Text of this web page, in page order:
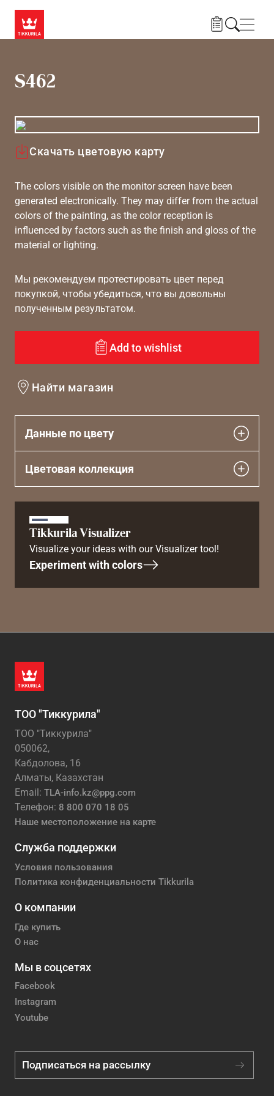
S462
Скачать цветовую карту
The colors visible on the monitor screen have been
generated electronically. They may differ from the actual
colors of the painting, as the color reception is
influenced by factors such as the finish and gloss of the
material or lighting.
Мы рекомендуем протестировать цвет перед
покупкой, чтобы убедиться, что вы довольны
полученным результатом.
Add to wishlist
Найти магазин
Данные по цвету
Цветовая коллекция
Tikkurila Visualizer
Visualize your ideas with our Visualizer tool!
Experiment with colors
ТОО "Тиккурила"
ТОО "Тиккурила"
050062,
Кабдолова, 16
Алматы, Казахстан
Email: TLA-info.kz@ppg.com
Телефон: 8 800 070 18 05
Наше местоположение на карте
Служба поддержки
Условия пользования
Политика конфиденциальности Tikkurila
О компании
Где купить
О нас
Мы в соцсетях
Facebook
Instagram
Youtube
Подписаться на рассылку